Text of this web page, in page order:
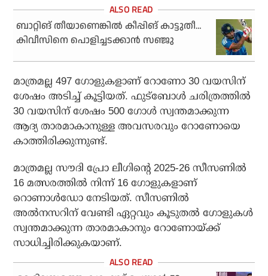
ബാറ്റിങ് തീയാണെങ്കില്‍ കീപ്പിങ് കാട്ടുതീ…
കിവീസിനെ പൊളിച്ചടക്കാന്‍ സഞ്ജു
മാത്രമല്ല 497 ഗോളുകളാണ് റോണോ 30 വയസിന്
ശേഷം അടിച്ച് കൂട്ടിയത്. ഫുട്‌ബോള്‍ ചരിത്രത്തില്‍
30 വയസിന് ശേഷം 500 ഗോള്‍ സ്വന്തമാക്കുന്ന
ആദ്യ താരമാകാനുള്ള അവസരവും റോണോയെ
കാത്തിരിക്കുന്നുണ്ട്.
മാത്രമല്ല സൗദി പ്രോ ലീഗിന്റെ 2025-26 സീസണില്‍
16 മത്സരത്തില്‍ നിന്ന് 16 ഗോളുകളാണ്
റൊണാള്‍ഡോ നേടിയത്. സീസണില്‍
അല്‍നസറിന് വേണ്ടി ഏറ്റവും കൂടുതല്‍ ഗോളുകള്‍
സ്വന്തമാക്കുന്ന താരമാകാനും റോണോയ്ക്ക്
സാധിച്ചിരിക്കുകയാണ്.